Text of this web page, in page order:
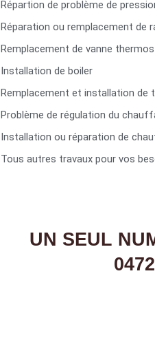
Répartion de problème de
Réparation ou remplacement de
Remplacement de vanne
Installation de boiler
Remplacement et installation de
Problème de régulation du
Installation ou réparation de
Tous autres travaux pour vos
UN SEUL